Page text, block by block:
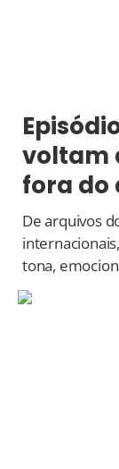
voltam
fora do
De arquivos
tona,